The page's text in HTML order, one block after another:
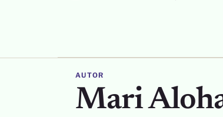
AUTOR
Mari